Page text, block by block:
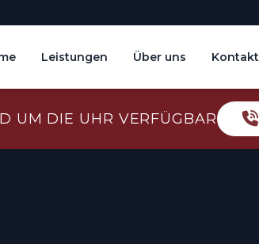
Leistungen Über uns Kontakt
UM DIE UHR VERFÜGBAR